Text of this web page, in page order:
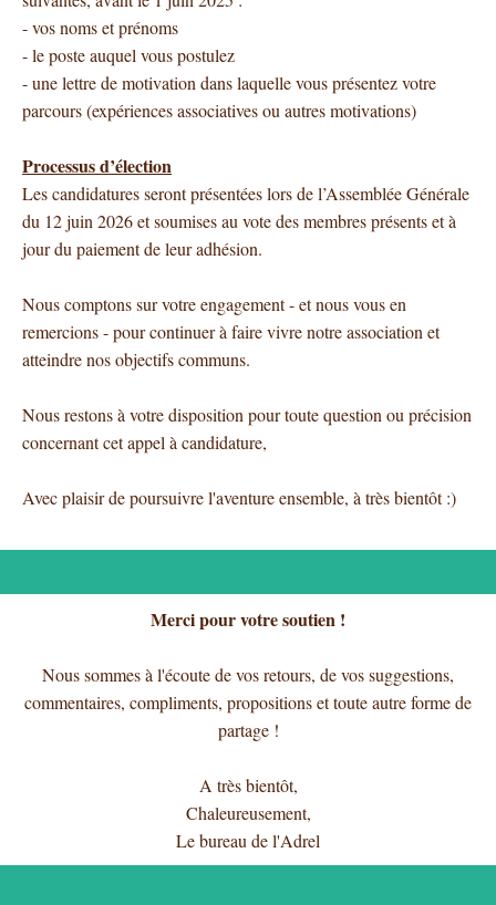
-vos noms et prénoms
-le poste auquel vous postulez
-une lettre de motivation dans laquelle vous présentez votre
parcours (expériences associatives ou autres motivations)
Processus d’élection
Lescandidaturesseront présentées lors de l’Assemblée Générale
du 12juin 2026 et soumises au vote des membres présents et à
jour du paiement de leur adhésion.
Nous comptons sur votre engagement - et nous vous en
remercions - pour continuer à faire vivre notre association et
atteindre nos objectifs communs.
Nous restons à votre disposition pour toute question ou précision
concernant cetappel à candidature,
Avec plaisir de poursuivre l'aventure ensemble, à très bientôt :)
Merci pour votre soutien !
Nous sommes à l'écoute de vos retours, de vos suggestions,
commentaires, compliments, propositions et toute autre forme de
partage !
A très bientôt,
Chaleureusement,
Le bureau de l'Adrel